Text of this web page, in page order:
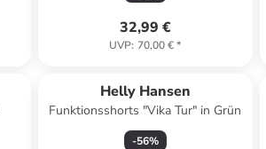
32,99 €
UVP: 70,00 €*
Helly Hansen
Funktionsshorts "Vika Tur" in Grün
-56%